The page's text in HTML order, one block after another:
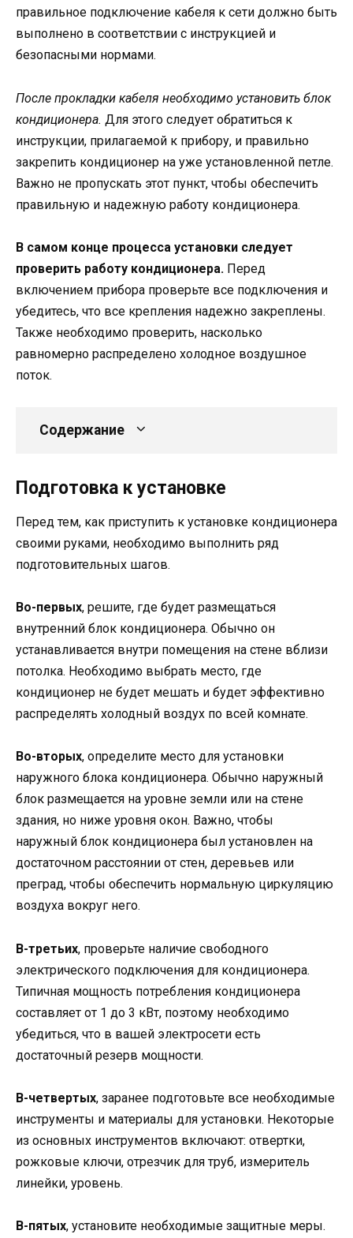
правильное подключение кабеля к сети должно быть
выполнено в соответствии с инструкцией и
безопасными нормами.
После прокладки кабеля необходимо установить блок
кондиционера. Для этого следует обратиться к
инструкции, прилагаемой к прибору, и правильно
закрепить кондиционер на уже установленной петле.
Важно не пропускать этот пункт, чтобы обеспечить
правильную и надежную работу кондиционера.
В самом конце процесса установки следует
проверить работу кондиционера. Перед
включением прибора проверьте все подключения и
убедитесь, что все крепления надежно закреплены.
Также необходимо проверить, насколько
равномерно распределено холодное воздушное
поток.
Содержание
Подготовка к установке
Перед тем, как приступить к установке кондиционера
своими руками, необходимо выполнить ряд
подготовительных шагов.
Во-первых, решите, где будет размещаться
внутренний блок кондиционера. Обычно он
устанавливается внутри помещения на стене вблизи
потолка. Необходимо выбрать место, где
кондиционер не будет мешать и будет эффективно
распределять холодный воздух по всей комнате.
Во-вторых, определите место для установки
наружного блока кондиционера. Обычно наружный
блок размещается на уровне земли или на стене
здания, но ниже уровня окон. Важно, чтобы
наружный блок кондиционера был установлен на
достаточном расстоянии от стен, деревьев или
преград, чтобы обеспечить нормальную циркуляцию
воздуха вокруг него.
В-третьих, проверьте наличие свободного
электрического подключения для кондиционера.
Типичная мощность потребления кондиционера
составляет от 1 до 3 кВт, поэтому необходимо
убедиться, что в вашей электросети есть
достаточный резерв мощности.
В-четвертых, заранее подготовьте все необходимые
инструменты и материалы для установки. Некоторые
из основных инструментов включают: отвертки,
рожковые ключи, отрезчик для труб, измеритель
линейки, уровень.
В-пятых, установите необходимые защитные меры.